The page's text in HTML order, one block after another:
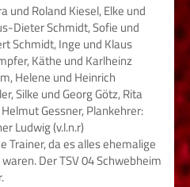
und Roland Kiesel, Elke und
Dieter Schmidt, Sofie und
Schmidt, Inge und Klaus
Käthe und Karlheinz
Helene und Heinrich
Silke und Georg Götz, Rita
Gessner, Plankehrer:
Ludwig (v.l.n.r)
Trainer, da es alles ehemalige
DerTSV 04 Schwebheim